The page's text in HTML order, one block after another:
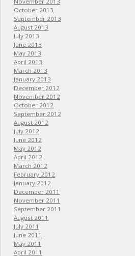
October 2013
September 2013
August 2013
July 2013
June 2013
May 2013
April 2013
March 2013
January 2013
December 2012
November 2012
October 2012
September 2012
August 2012
July 2012
June 2012
May 2012
April 2012
March 2012
February 2012
January 2012
December 2011
November 2011
September 2011
August 2011
July 2011
June 2011
May 2011
April 2011